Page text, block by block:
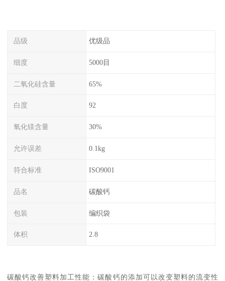
品级 优级品
细度 5000目
二氧化硅含量 65%
白度 92
氧化镁含量 30%
允许误差 0.1kg
符合标准 ISO9001
品名 碳酸钙
包装 编织袋
体积 2.8
碳酸钙改善塑料加工性能：碳酸钙的添加可以改变塑料的流变性